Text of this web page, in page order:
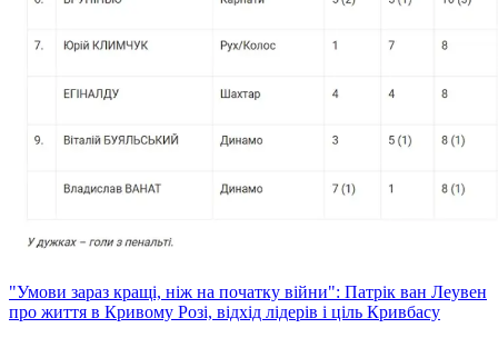
"Умови зараз кращі, ніж на початку війни": Патрік ван Леувен
про життя в Кривому Розі, відхід лідерів і ціль Кривбасу